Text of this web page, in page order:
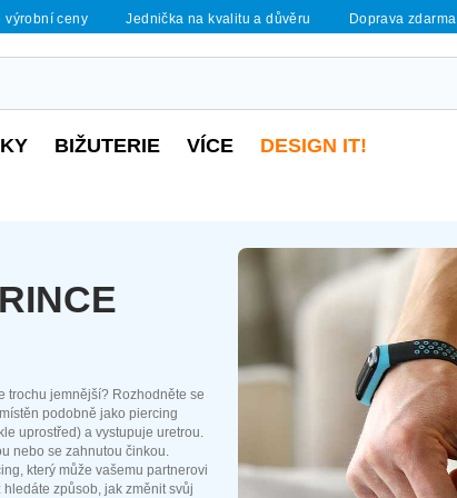
výrobní ceny Jednička na kvalitu a důvěru Doprava zdarma
BIŽUTERIE VÍCE DESIGN IT!
trochu jemnější? Rozhodněte se
podobně jako piercing
uprostřed) a vystupuje uretrou.
nebo se zahnutou činkou.
který může vašemu partnerovi
způsob, jak změnit svůj